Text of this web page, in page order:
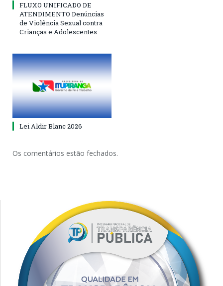
FLUXO UNIFICADO DE
ATENDIMENTO Denúncias
de Violência Sexual contra
Crianças e Adolescentes
Lei Aldir Blanc 2026
Os comentários estão fechados.